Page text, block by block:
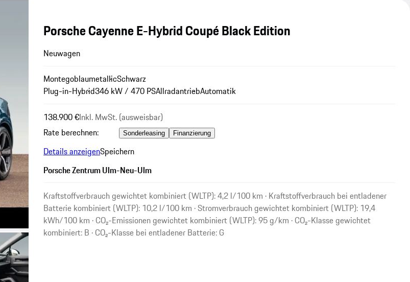
Porsche Cayenne E-Hybrid Coupé Black Edition
Neuwagen
MontegoblaumetallicSchwarz
Plug-in-Hybrid346 kW / 470 PSAllradantriebAutomatik
138.900 €Inkl. MwSt. (ausweisbar)
Rate berechnen:
Sonderleasing Finanzierung
Details anzeigenSpeichern
Porsche Zentrum Ulm-Neu-Ulm
Kraftstoffverbrauch gewichtet kombiniert (WLTP): 4,2 l/100 km · Kraftstoffverbrauch bei entladener
Batterie kombiniert (WLTP): 10,2 l/100 km · Stromverbrauch gewichtet kombiniert (WLTP): 19,4
kWh/100 km · CO₂-Emissionen gewichtet kombiniert (WLTP): 95 g/km · CO₂-Klasse gewichtet
kombiniert: B · CO₂-Klasse bei entladener Batterie: G